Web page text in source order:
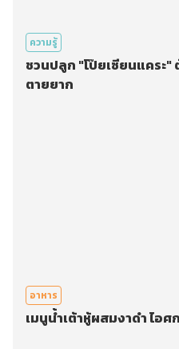
ความรู้
ชวนปลูก "โป๊ยเซียนแคระ
ตายยาก
อาหาร
เมนูน้ำเต้าหู้ผสมงาดำ ไอ